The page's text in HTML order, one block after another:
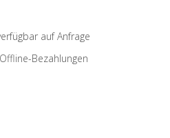
auf Anfrage
Bezahlungen